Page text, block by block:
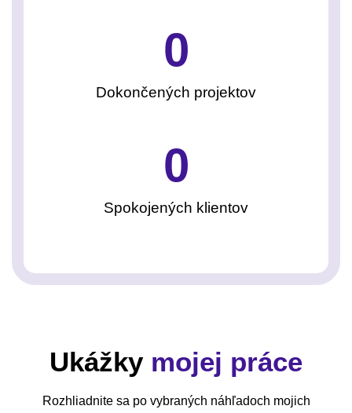
Dokončených projektov
0
Spokojených klientov
0
Ukážkymojej práce
Rozhliadnite sa po vybraných náhľadoch mojich